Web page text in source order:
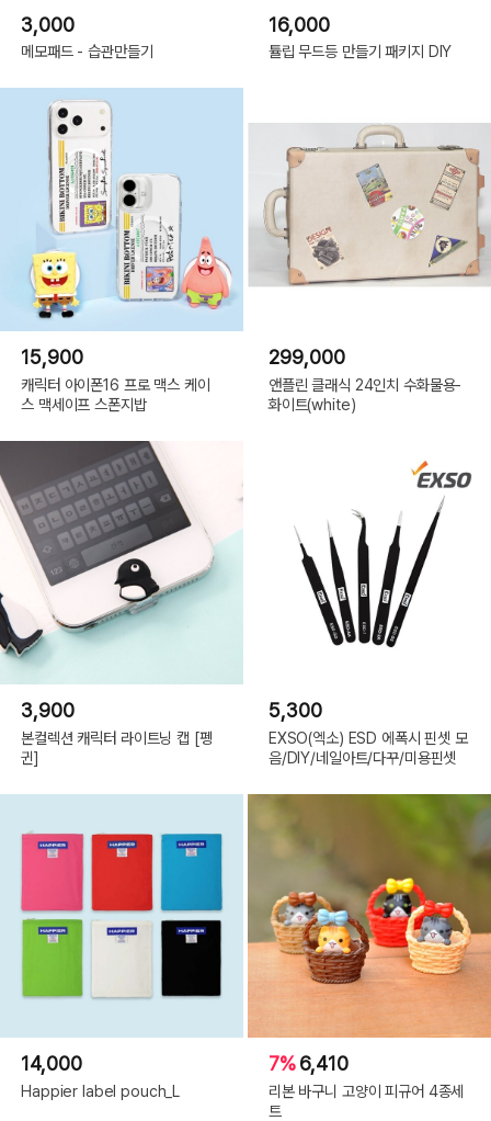
3,000
메모패드 - 습관만들기
16,000
튤립 무드등 만들기 패키지 DIY
15,900
캐릭터 아이폰16 프로 맥스 케이
스 맥세이프 스폰지밥
299,000
앤플린 클래식 24인치 수화물용-
화이트(white)
3,900
본컬렉션 캐릭터 라이트닝 캡 [펭
귄]
5,300
EXSO(엑소) ESD 에폭시 핀셋 모
음/DIY/네일아트/다꾸/미용핀셋
14,000
Happier label pouch_L
7%6,410
리본 바구니 고양이 피규어 4종세
트